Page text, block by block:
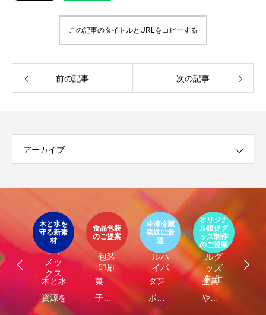
この記事のタイトルとURLをコピーする
前の記事 次の記事
アーカイブ
木と水を
守る新素
材
LIMEX
ライ
メッ
クス
木と水の
資源を守
食品包装
のご提案
包装
印刷
菓
子・
冷凍冷蔵
発送に最
適
エコ
クー
ルハ
イパ
ー
ダン
ボー
オリジナ
ル販促グ
ッズ制作
のご提案
オリ
ジナ
ルグ
ッズ
制作
企業
や商